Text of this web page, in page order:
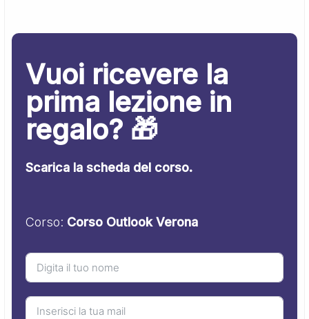
Vuoi ricevere la
prima lezione in
regalo? 🎁
Scarica la scheda del corso.
Corso: Corso Outlook Verona